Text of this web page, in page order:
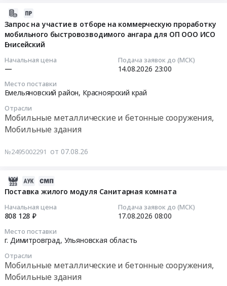
Запрос на участие в отборе на коммерческую проработку
мобильного быстровозводимого ангара для ОП ООО ИСО
Енисейский
Начальная цена
—
Подача заявок до (МСК)
14.08.2026 23:00
Место поставки
Емельяновский район, Красноярский край
Отрасли
Мобильные металлические и бетонные сооружения,
Мобильные здания
№2495002291 от 07.08.26
Поставка жилого модуля Санитарная комната
Начальная цена
808 128 ₽
Подача заявок до (МСК)
17.08.2026 08:00
Место поставки
г. Димитровград, Ульяновская область
Отрасли
Мобильные металлические и бетонные сооружения,
Мобильные здания